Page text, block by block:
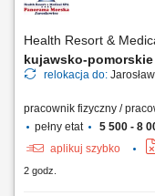
szklarniowej;
Health Resort &
kujawsko-pomorskie
relokacja do:
pracownik fizyczny /
pełny etat
5 500 - 8
aplikuj szybko
2 godz.